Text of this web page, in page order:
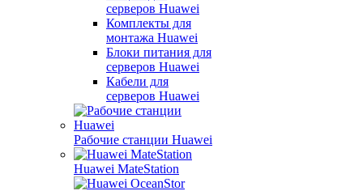
серверов Huawei
Комплекты для
монтажа Huawei
Блоки питания для
серверов Huawei
Кабели для
серверов Huawei
Рабочие станции Huawei
Huawei MateStation